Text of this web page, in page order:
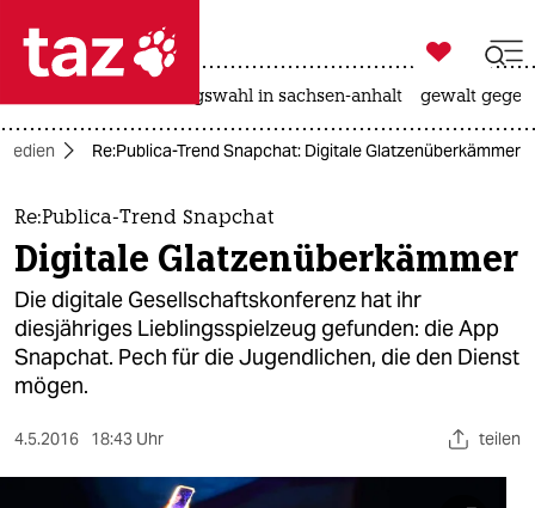
 taz zahl ich
taz zahl ich
themen
politik
öko
gesellschaft
kultur
sport

taz zahl ich
landtagswahl in sachsen-anhalt gewalt
Medien Re:Publica-Trend Snapchat: Digitale Glatzenüberkämmer
Re:Publica-Trend Snapchat
Digitale Glatzenüberkämmer
Die digitale Gesellschaftskonferenz hat ihr
diesjähriges Lieblingsspielzeug gefunden: die App
Snapchat. Pech für die Jugendlichen, die den Dienst
mögen.
4.5.2016 18:43 Uhr teilen